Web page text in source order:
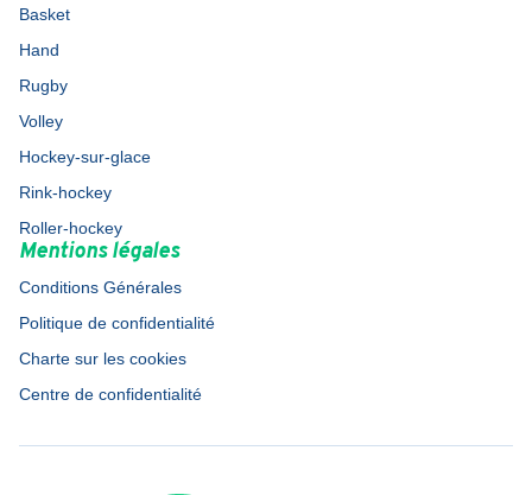
Basket
Hand
Rugby
Volley
Hockey-sur-glace
Rink-hockey
Roller-hockey
Mentions légales
Conditions Générales
Politique de confidentialité
Charte sur les cookies
Centre de confidentialité